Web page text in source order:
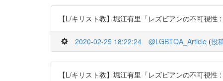
【L/キリスト教】堀江有里「レズビアンの不可視
2020-02-25 18:22:24 @LGBTQA_Article (投
【L/キリスト教】堀江有里「レズビアンの不可視